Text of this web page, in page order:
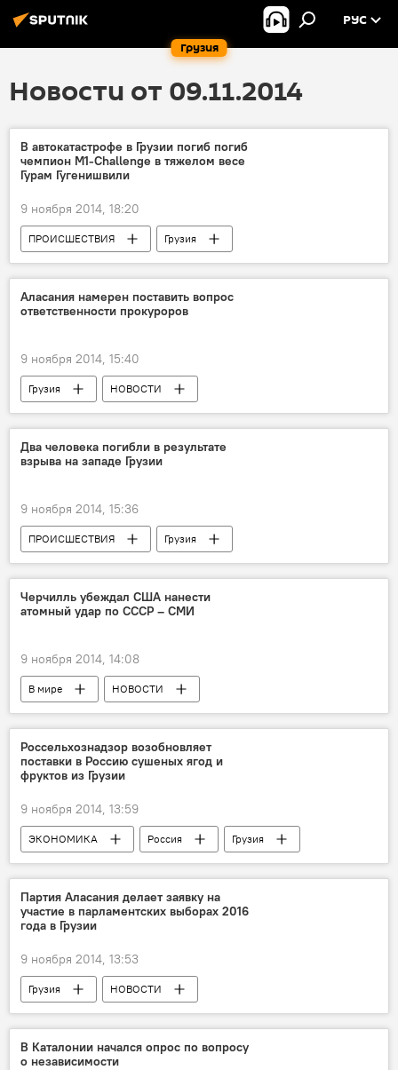
Грузия
РУС
Новости от 09.11.2014
В автокатастрофе в Грузии погиб погиб
чемпион M1-Challenge в тяжелом весе
Гурам Гугенишвили
9 ноября 2014, 18:20
ПРОИСШЕСТВИЯ
Грузия
НОВОСТИ
СПОРТ
Аласания намерен поставить вопрос
ответственности прокуроров
9 ноября 2014, 15:40
Грузия НОВОСТИ
Два человека погибли в результате
взрыва на западе Грузии
9 ноября 2014, 15:36
ПРОИСШЕСТВИЯ
Грузия
НОВОСТИ
Черчилль убеждал США нанести
атомный удар по СССР – СМИ
9 ноября 2014, 14:08
В мире НОВОСТИ
Россельхознадзор возобновляет
поставки в Россию сушеных ягод и
фруктов из Грузии
9 ноября 2014, 13:59
ЭКОНОМИКА Россия
Грузия
НОВОСТИ
Партия Аласания делает заявку на
участие в парламентских выборах 2016
года в Грузии
9 ноября 2014, 13:53
Грузия НОВОСТИ
В Каталонии начался опрос по вопросу
о независимости